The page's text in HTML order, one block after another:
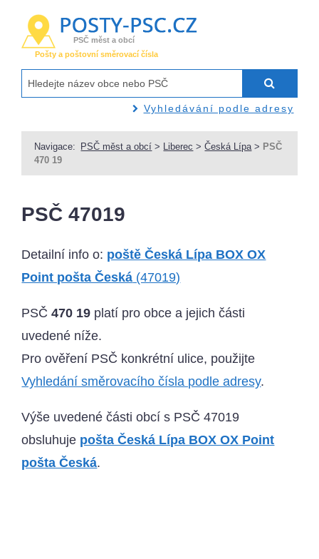
PSČ měst a obcí
Pošty a poštovní směrovací čísla
Vyhledávání podle adresy
Navigace: PSČ měst a obcí > Liberec >Česká Lípa > PSČ
470 19
PSČ 47019
Detailní info o: poště Česká Lípa BOX OX
Point pošta Česká (47019)
PSČ470 19 platí pro obce a jejich části
uvedené níže.
Pro ověření PSČ konkrétní ulice, použijte
Vyhledání směrovacího čísla podle adresy.
Výše uvedené části obcí s PSČ 47019
obsluhuje pošta Česká Lípa BOX OX Point
pošta Česká.